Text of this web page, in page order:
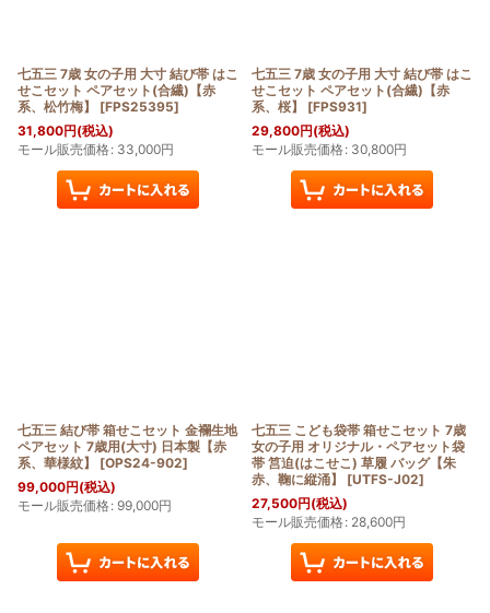
七五三 7歳 女の子用 大寸 結び帯 はこ
せこセット ペアセット(合繊)【赤
系、松竹梅】
[FPS25395]
31,800円(税込)
モール販売価格: 33,000円
七五三 7歳 女の子用 大寸 結び帯 はこ
せこセット ペアセット(合繊)【赤
系、桜】
[FPS931]
29,800円(税込)
モール販売価格: 30,800円
七五三 結び帯 箱せこセット 金襴生地
ペアセット 7歳用(大寸) 日本製【赤
系、華様紋】
[OPS24-902]
99,000円(税込)
モール販売価格: 99,000円
七五三 こども袋帯 箱せこセット 7歳
女の子用 オリジナル・ペアセット袋
帯 筥迫(はこせこ) 草履 バッグ【朱
赤、鞠に縦涌】
[UTFS-J02]
27,500円(税込)
モール販売価格: 28,600円